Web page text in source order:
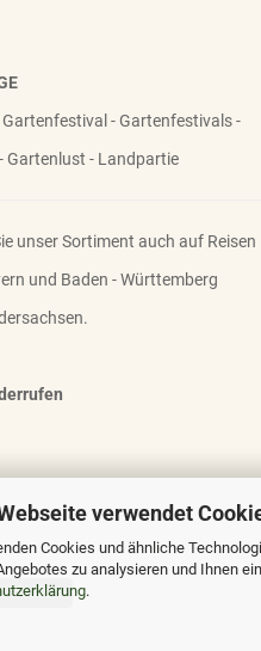
verwendet
Cookies und ähnliche
zu analysieren und Ihnen
.
- Gartenfestivals -
Gartenlust - Landpartie
unser Sortiment auch auf Reisen
und Baden - Württemberg